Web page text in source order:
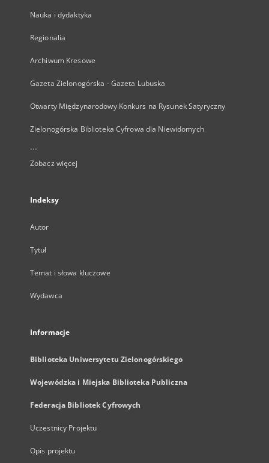
Nauka i dydaktyka
Regionalia
Archiwum Kresowe
Gazeta Zielonogórska - Gazeta Lubuska
Otwarty Międzynarodowy Konkurs na Rysunek Satyryczny
Zielonogórska Biblioteka Cyfrowa dla Niewidomych
...
Zobacz więcej
Indeksy
Autor
Tytuł
Temat i słowa kluczowe
Wydawca
Informacje
Biblioteka Uniwersytetu Zielonogórskiego
Wojewódzka i Miejska Biblioteka Publiczna
Federacja Bibliotek Cyfrowych
Uczestnicy Projektu
Opis projektu